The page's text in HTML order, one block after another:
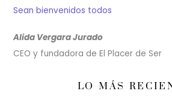
Sean bienvenidos todos
Alida Vergara Jurado
CEO y fundadora de El Placer de Ser
LO MÁS